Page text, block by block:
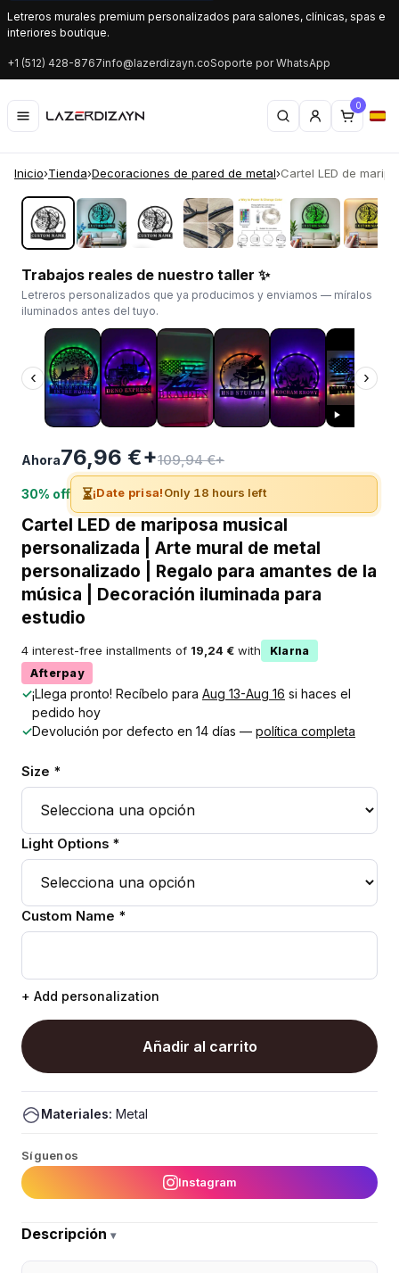
Letreros murales premium personalizados para salones, clínicas, spas e
interiores boutique.
+1 (512) 428-8767info@lazerdizayn.coSoporte por WhatsApp
0
Inicio›Tienda›Decoraciones de pared de metal›Cartel LED de
‹ ›
Trabajos reales de nuestro taller ✨
Letreros personalizados que ya producimos y enviamos — míralos
iluminados antes del tuyo.
‹ ›
Ahora76,96 €+109,94 €+
30% off ⏳¡Date prisa!Only 18 hours left
Cartel LED de mariposa musical
personalizada | Arte mural de metal
personalizado | Regalo para amantes de la
música | Decoración iluminada para
estudio
4 interest-free installments of 19,24 € with
Klarna
Afterpay
✓¡Llega pronto! Recíbelo para Aug 13-Aug 16 si haces el
pedido hoy
✓Devolución por defecto en 14 días — política completa
Size *
Light Options *
Custom Name *
+ Add personalization
Añadir al carrito
Materiales: Metal
Síguenos
Instagram
Descripción ▾